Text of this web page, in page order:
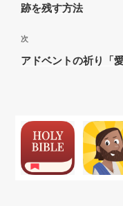
ゲ
ー
の
稿
跡を残す方法
次
の
次
アドベントの祈り「